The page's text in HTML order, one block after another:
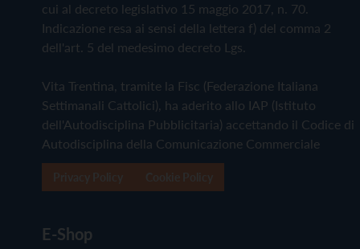
cui al decreto legislativo 15 maggio 2017, n. 70.
Indicazione resa ai sensi della lettera f) del comma 2
dell'art. 5 del medesimo decreto Lgs.
Vita Trentina, tramite la Fisc (Federazione Italiana
Settimanali Cattolici), ha aderito allo IAP (Istituto
dell'Autodisciplina Pubblicitaria) accettando il Codice di
Autodisciplina della Comunicazione Commerciale
E-Shop